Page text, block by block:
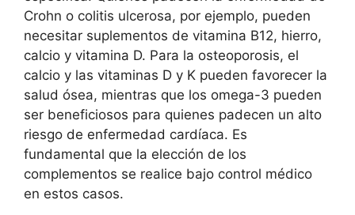
Crohn o colitis ulcerosa, por ejemplo, pueden
necesitar suplementos de vitamina B12, hierro,
calcio y vitamina D. Para la osteoporosis, el
calcio y las vitaminas D y K pueden favorecer la
salud ósea, mientras que los omega-3 pueden
ser beneficiosos para quienes padecen un alto
riesgo de enfermedad cardíaca. Es
fundamental que la elección de los
complementos se realice bajo control médico
en estos casos.